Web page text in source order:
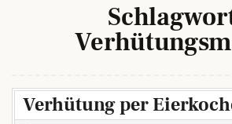
Verhütung per